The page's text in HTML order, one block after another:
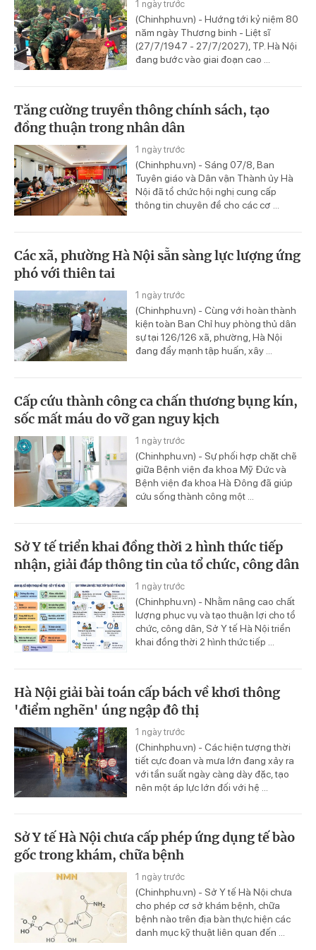
1 ngày trước
(Chinhphu.vn) - Hướng tới kỷ niệm 80
năm ngày Thương binh - Liệt sĩ
(27/7/1947 - 27/7/2027), TP. Hà Nội
đang bước vào giai đoạn cao ...
Tăng cường truyền thông chính sách, tạo
đồng thuận trong nhân dân
1 ngày trước
(Chinhphu.vn) - Sáng 07/8, Ban
Tuyên giáo và Dân vận Thành ủy Hà
Nội đã tổ chức hội nghị cung cấp
thông tin chuyên đề cho các cơ ...
Các xã, phường Hà Nội sẵn sàng lực lượng ứng
phó với thiên tai
1 ngày trước
(Chinhphu.vn) - Cùng với hoàn thành
kiện toàn Ban Chỉ huy phòng thủ dân
sự tại 126/126 xã, phường, Hà Nội
đang đẩy mạnh tập huấn, xây ...
Cấp cứu thành công ca chấn thương bụng kín,
sốc mất máu do vỡ gan nguy kịch
1 ngày trước
(Chinhphu.vn) - Sự phối hợp chặt chẽ
giữa Bệnh viện đa khoa Mỹ Đức và
Bệnh viện đa khoa Hà Đông đã giúp
cứu sống thành công một ...
Sở Y tế triển khai đồng thời 2 hình thức tiếp
nhận, giải đáp thông tin của tổ chức, công dân
1 ngày trước
(Chinhphu.vn) - Nhằm nâng cao chất
lượng phục vụ và tạo thuận lợi cho tổ
chức, công dân, Sở Y tế Hà Nội triển
khai đồng thời 2 hình thức tiếp ...
Hà Nội giải bài toán cấp bách về khơi thông
'điểm nghẽn' úng ngập đô thị
1 ngày trước
(Chinhphu.vn) - Các hiện tượng thời
tiết cực đoan và mưa lớn đang xảy ra
với tần suất ngày càng dày đặc, tạo
nên một áp lực lớn đối với hệ ...
Sở Y tế Hà Nội chưa cấp phép ứng dụng tế bào
gốc trong khám, chữa bệnh
1 ngày trước
(Chinhphu.vn) - Sở Y tế Hà Nội chưa
cho phép cơ sở khám bệnh, chữa
bệnh nào trên địa bàn thực hiện các
danh mục kỹ thuật liên quan đến ...